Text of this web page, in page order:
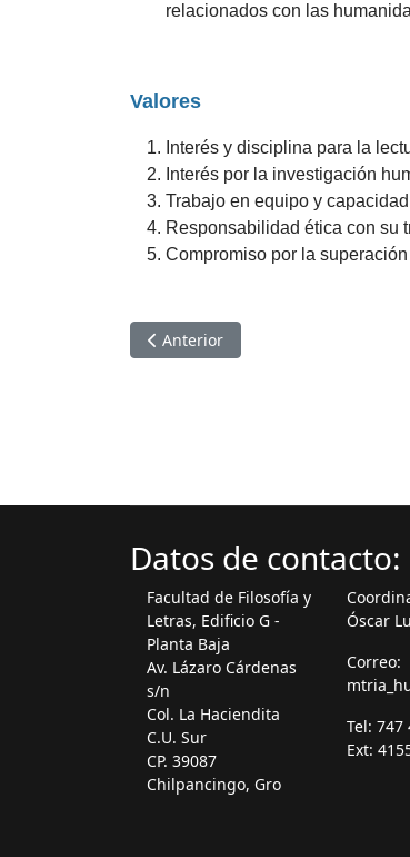
relacionados con las
Valores
Interés y disciplina para la
Interés por la investigación
Trabajo en equipo y
Responsabilidad ética con su
Compromiso por la
Artículo anterior: Perfil de egreso
Anterior
Datos de contacto:
Facultad de Filosofía y
Letras, Edificio G -
Planta Baja
Av. Lázaro Cárdenas
s/n
Col. La Haciendita
C.U. Sur
CP. 39087
Chilpancingo, Gro
Óscar
Correo:
Tel: 747
Ext: